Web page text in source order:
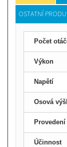
OSTATNÍ
Počet
Výkon
Napětí
Osová
Provedení
Účinnost